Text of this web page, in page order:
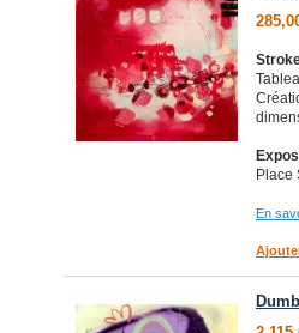
Place
En